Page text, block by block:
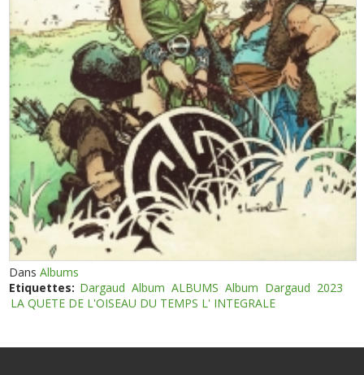
DansAlbums
Etiquettes: Dargaud Album ALBUMS Album Dargaud 2023
LA QUETE DE L'OISEAU DU TEMPS L' INTEGRALE